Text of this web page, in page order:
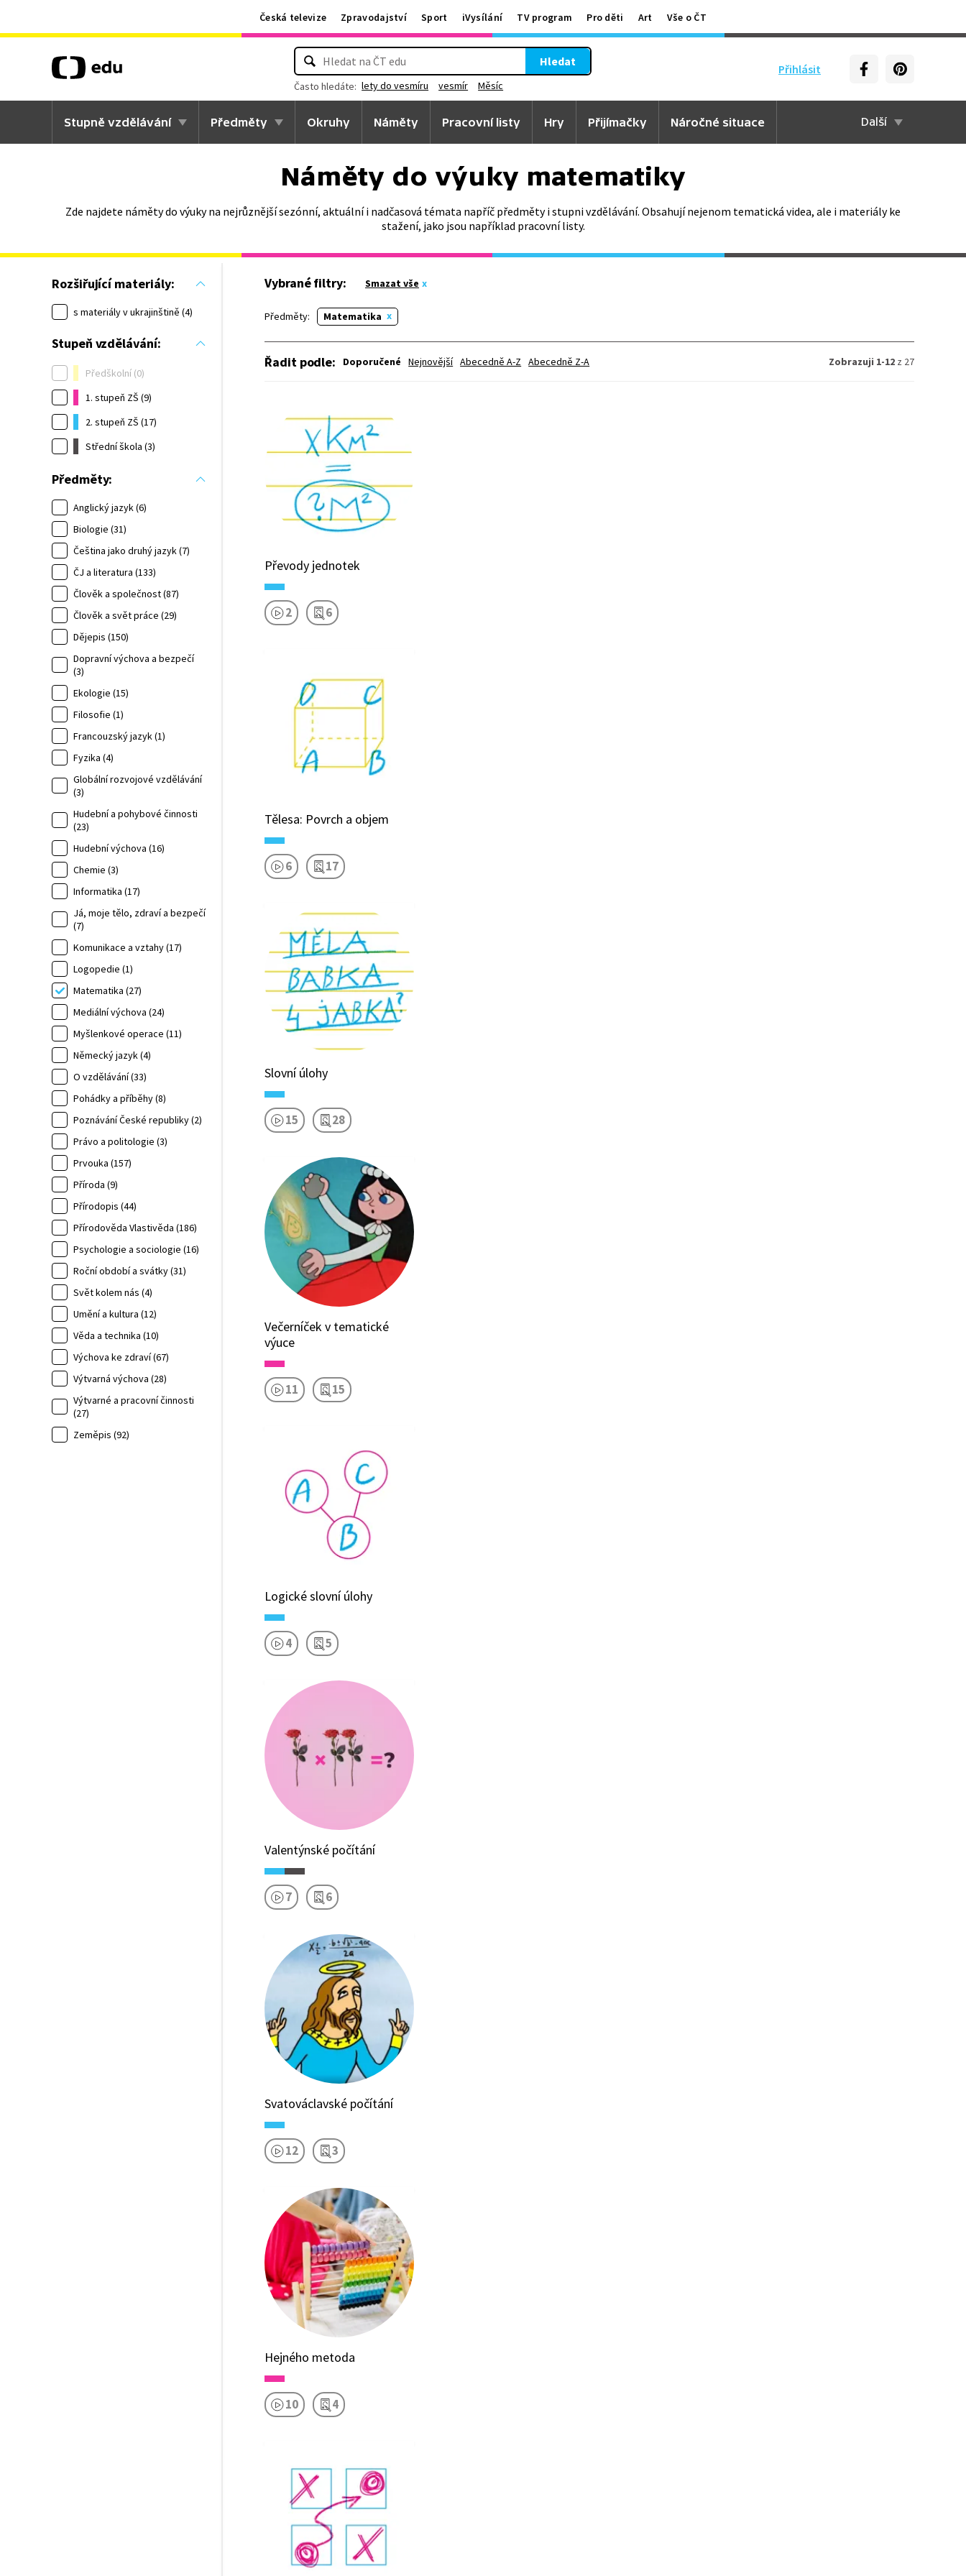
Česká televize Zpravodajství Sport iVysílání TV program Pro děti Art Vše o ČT
Přihlásit
Hledat
Často hledáte: lety do vesmíru vesmír Měsíc
Stupně vzdělávání Předměty Okruhy Náměty Pracovní listy Hry Přijímačky Náročné situace Další
Náměty do výuky matematiky
Zde najdete náměty do výuky na nejrůznější sezónní, aktuální i nadčasová témata napříč předměty i stupni vzdělávání. Obsahují nejenom tematická videa, ale i materiály ke
stažení, jako jsou například pracovní listy.
Rozšiřující materiály:
s materiály v ukrajinštině (4)
Stupeň vzdělávání:
Předškolní (0)
1. stupeň ZŠ (9)
2. stupeň ZŠ (17)
Střední škola (3)
Předměty:
Anglický jazyk (6)
Biologie (31)
Čeština jako druhý jazyk (7)
ČJ a literatura (133)
Člověk a společnost (87)
Člověk a svět práce (29)
Dějepis (150)
Dopravní výchova a bezpečí
(3)
Ekologie (15)
Filosofie (1)
Francouzský jazyk (1)
Fyzika (4)
Globální rozvojové vzdělávání
(3)
Hudební a pohybové činnosti
(23)
Hudební výchova (16)
Chemie (3)
Informatika (17)
Já, moje tělo, zdraví a bezpečí
(7)
Komunikace a vztahy (17)
Logopedie (1)
Matematika (27)
Mediální výchova (24)
Myšlenkové operace (11)
Německý jazyk (4)
O vzdělávání (33)
Pohádky a příběhy (8)
Poznávání České republiky (2)
Právo a politologie (3)
Prvouka (157)
Příroda (9)
Přírodopis (44)
Přírodověda Vlastivěda (186)
Psychologie a sociologie (16)
Roční období a svátky (31)
Svět kolem nás (4)
Umění a kultura (12)
Věda a technika (10)
Výchova ke zdraví (67)
Výtvarná výchova (28)
Výtvarné a pracovní činnosti
(27)
Zeměpis (92)
Vybrané filtry: Smazat vše
Předměty: Matematika
Řadit podle: Doporučené Nejnovější Abecedně A-Z Abecedně Z-A Zobrazuji 1-12 z 27
Převody jednotek
2 6
Tělesa: Povrch a objem
6 17
Slovní úlohy
15 28
Večerníček v tematické
výuce
11 15
Logické slovní úlohy
4 5
Valentýnské počítání
7 6
Svatováclavské počítání
12 3
Hejného metoda
10 4